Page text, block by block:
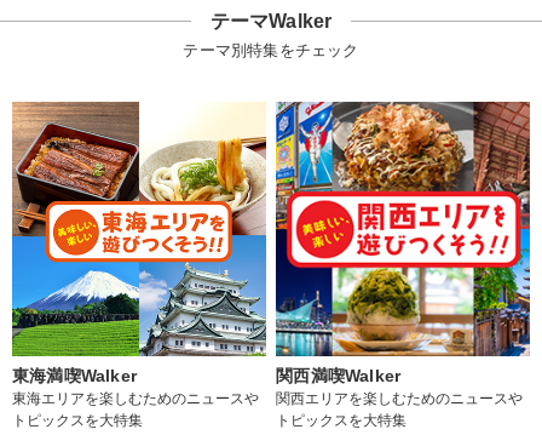
テーマWalker
テーマ別特集をチェック
東海満喫Walker
東海エリアを楽しむためのニュースや
トピックスを大特集
関西満喫Walker
関西エリアを楽しむためのニュースや
トピックスを大特集